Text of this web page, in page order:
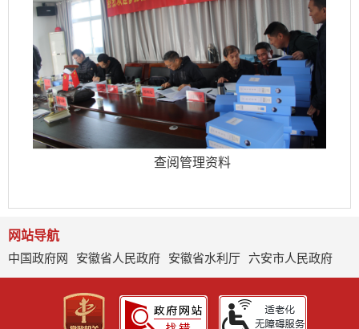
查阅管理资料
网站导航
中国政府网
安徽省人民政府 安徽省水利厅 六安市人民政府